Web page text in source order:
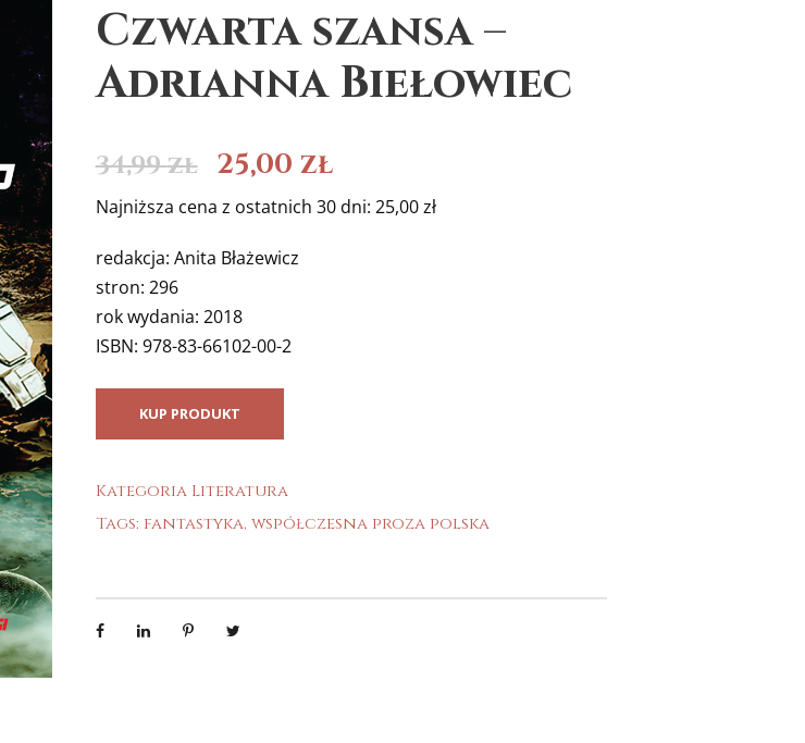
Czwarta szansa –
Adrianna Biełowiec
34,99zł 25,00 zł
Najniższa cena z ostatnich 30 dni: 25,00 zł
redakcja: Anita Błażewicz
stron: 296
rok wydania: 2018
ISBN: 978-83-66102-00-2
KUP PRODUKT
Kategoria Literatura
Tags: fantastyka, współczesna proza polska